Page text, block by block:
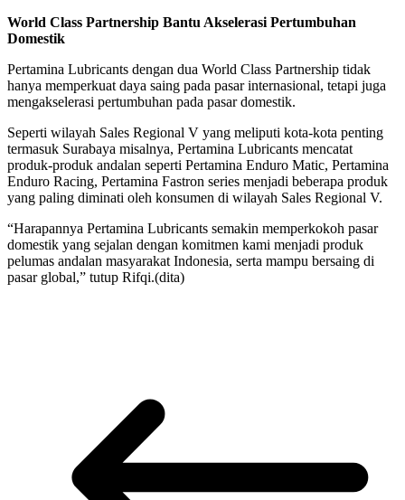
World Class Partnership Bantu Akselerasi Pertumbuhan
Domestik
Pertamina Lubricants dengan dua World Class Partnership tidak
hanya memperkuat daya saing pada pasar internasional, tetapi juga
mengakselerasi pertumbuhan pada pasar domestik.
Seperti wilayah Sales Regional V yang meliputi kota-kota penting
termasuk Surabaya misalnya, Pertamina Lubricants mencatat
produk-produk andalan seperti Pertamina Enduro Matic, Pertamina
Enduro Racing, Pertamina Fastron series menjadi beberapa produk
yang paling diminati oleh konsumen di wilayah Sales Regional V.
“Harapannya Pertamina Lubricants semakin memperkokoh pasar
domestik yang sejalan dengan komitmen kami menjadi produk
pelumas andalan masyarakat Indonesia, serta mampu bersaing di
pasar global,” tutup Rifqi.(dita)